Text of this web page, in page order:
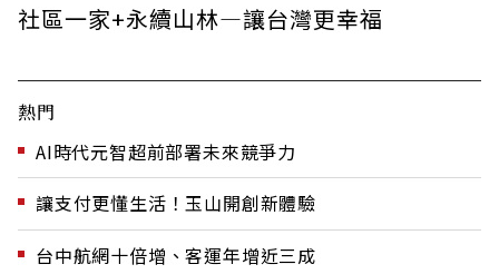
社區一家+永續山林—讓台灣更幸福
熱門
AI時代元智超前部署未來競爭力
讓支付更懂生活！玉山開創新體驗
台中航網十倍增、客運年增近三成